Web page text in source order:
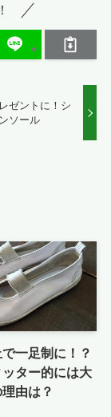
ゼントに！シ
ソール
で一足制に！？
ター的には大
由は？